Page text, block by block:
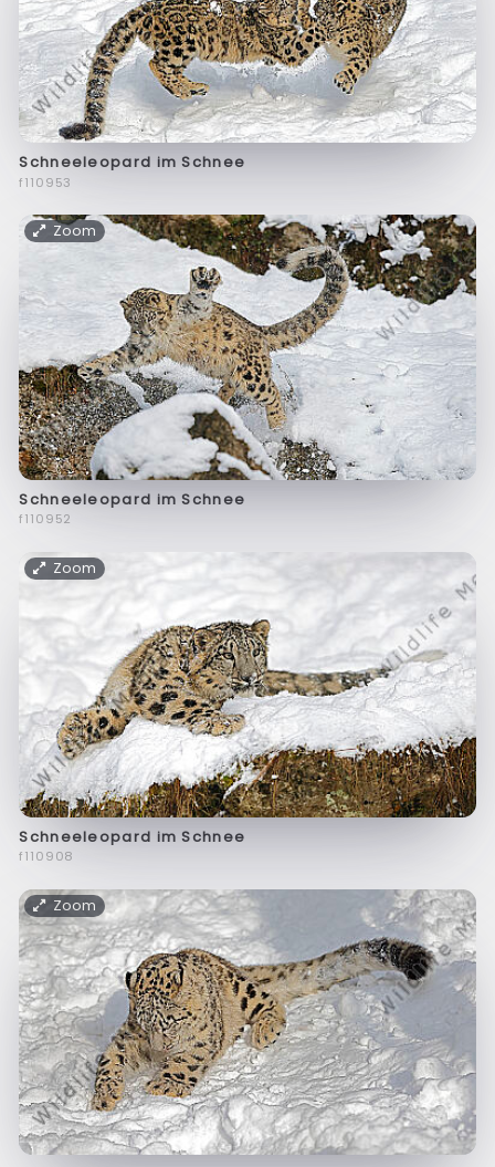
Schneeleopard im Schnee
f110953
Zoom
Schneeleopard im Schnee
f110952
Zoom
Schneeleopard im Schnee
f110908
Zoom